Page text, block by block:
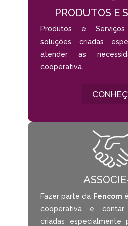
PRODUTOS E
Produtos e
soluções criadas
atender as
cooperativa.
Fazer parte da Fencom
cooperativa e
criadas especialmente